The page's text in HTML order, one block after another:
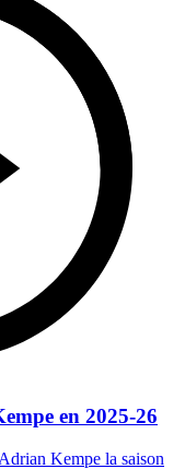
en 2025-26
Kempe la saison